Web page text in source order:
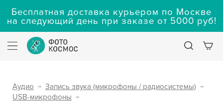
Бесплатная доставка курьером по Москве
на следующий день при заказе от 5000 руб!
Аудио → Запись звука (микрофоны / радиосистемы) →
USB-микрофоны →